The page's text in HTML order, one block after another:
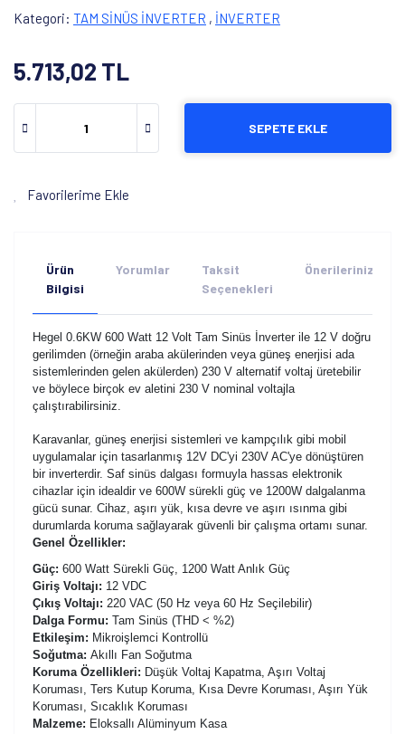
Kategori TAM SİNÜS İNVERTER , İNVERTER
5.713,02 TL
SEPETE EKLE
Favorilerime Ekle
Ürün
Bilgisi
Yorumlar
Taksit
Seçenekleri
Önerileriniz
Hegel 0.6KW 600 Watt 12 Volt Tam Sinüs İnverter ile 12 V doğru
gerilimden (örneğin araba akülerinden veya güneş enerjisi ada
sistemlerinden gelen akülerden) 230 V alternatif voltaj üretebilir
ve böylece birçok ev aletini 230 V nominal voltajla
çalıştırabilirsiniz.
Karavanlar, güneş enerjisi sistemleri ve kampçılık gibi mobil
uygulamalar için tasarlanmış 12V DC'yi 230V AC'ye dönüştüren
bir inverterdir. Saf sinüs dalgası formuyla hassas elektronik
cihazlar için idealdir ve 600W sürekli güç ve 1200W dalgalanma
gücü sunar. Cihaz, aşırı yük, kısa devre ve aşırı ısınma gibi
durumlarda koruma sağlayarak güvenli bir çalışma ortamı sunar.
Genel Özellikler:
Güç: 600 Watt Sürekli Güç, 1200 Watt Anlık Güç
Giriş Voltajı: 12 VDC
Çıkış Voltajı: 220 VAC (50 Hz veya 60 Hz Seçilebilir)
Dalga Formu: Tam Sinüs (THD < %2)
Etkileşim: Mikroişlemci Kontrollü
Soğutma: Akıllı Fan Soğutma
Koruma Özellikleri: Düşük Voltaj Kapatma, Aşırı Voltaj
Koruması, Ters Kutup Koruma, Kısa Devre Koruması, Aşırı Yük
Koruması, Sıcaklık Koruması
Malzeme: Eloksallı Alüminyum Kasa